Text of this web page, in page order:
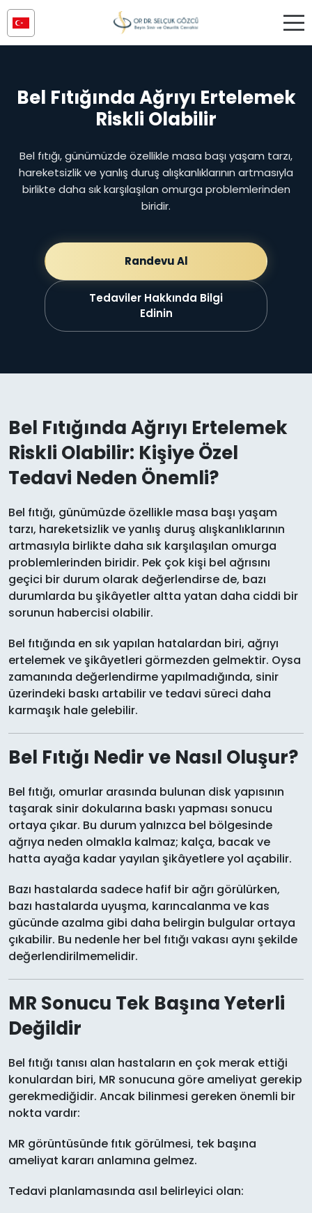
Bel Fıtığında Ağrıyı Ertelemek
Riskli Olabilir
Bel fıtığı, günümüzde özellikle masa başı yaşam tarzı,
hareketsizlik ve yanlış duruş alışkanlıklarının artmasıyla
birlikte daha sık karşılaşılan omurga problemlerinden
biridir.
Randevu Al
Tedaviler Hakkında Bilgi
Edinin
Bel Fıtığında Ağrıyı Ertelemek
Riskli Olabilir: Kişiye Özel
Tedavi Neden Önemli?
Bel fıtığı, günümüzde özellikle masa başı yaşam
tarzı, hareketsizlik ve yanlış duruş alışkanlıklarının
artmasıyla birlikte daha sık karşılaşılan omurga
problemlerinden biridir. Pek çok kişi bel ağrısını
geçici bir durum olarak değerlendirse de, bazı
durumlarda bu şikâyetler altta yatan daha ciddi bir
sorunun habercisi olabilir.
Bel fıtığında en sık yapılan hatalardan biri, ağrıyı
ertelemek ve şikâyetleri görmezden gelmektir. Oysa
zamanında değerlendirme yapılmadığında, sinir
üzerindeki baskı artabilir ve tedavi süreci daha
karmaşık hale gelebilir.
Bel Fıtığı Nedir ve Nasıl Oluşur?
Bel fıtığı, omurlar arasında bulunan disk yapısının
taşarak sinir dokularına baskı yapması sonucu
ortaya çıkar. Bu durum yalnızca bel bölgesinde
ağrıya neden olmakla kalmaz; kalça, bacak ve
hatta ayağa kadar yayılan şikâyetlere yol açabilir.
Bazı hastalarda sadece hafif bir ağrı görülürken,
bazı hastalarda uyuşma, karıncalanma ve kas
gücünde azalma gibi daha belirgin bulgular ortaya
çıkabilir. Bu nedenle her bel fıtığı vakası aynı şekilde
değerlendirilmemelidir.
MR Sonucu Tek Başına Yeterli
Değildir
Bel fıtığı tanısı alan hastaların en çok merak ettiği
konulardan biri, MR sonucuna göre ameliyat gerekip
gerekmediğidir. Ancak bilinmesi gereken önemli bir
nokta vardır:
MR görüntüsünde fıtık görülmesi, tek başına
ameliyat kararı anlamına gelmez.
Tedavi planlamasında asıl belirleyici olan: